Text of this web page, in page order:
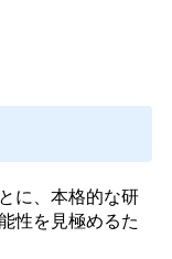
に、本格的な研
性を見極めるた